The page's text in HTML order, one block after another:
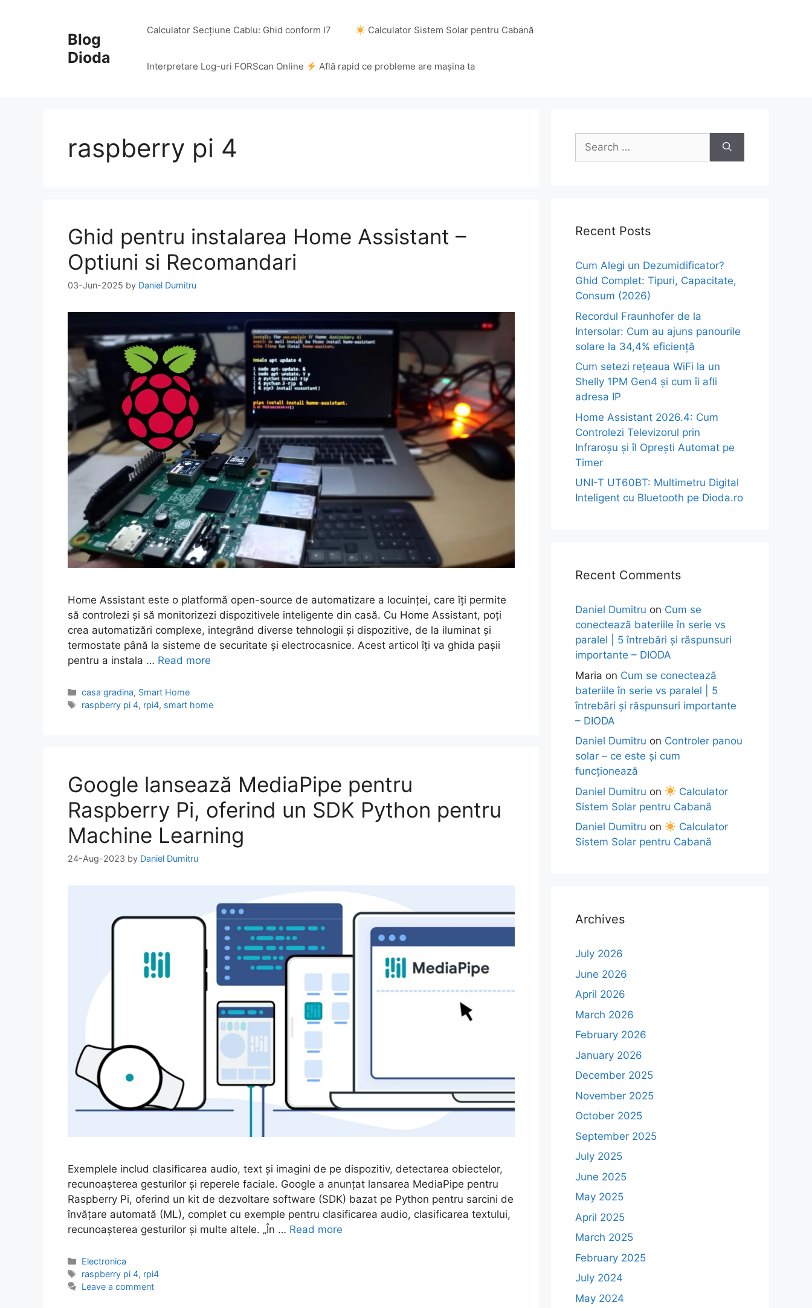
Blog
Dioda
Calculator Secțiune Cablu: Ghid conform I7 Calculator Sistem Solar pentru Cabană
Interpretare Log-uri FORScan Online Află rapid ce probleme are mașina ta
raspberry pi 4
Ghid pentru instalarea Home Assistant –
Optiuni si Recomandari
03-Jun-2025 by Daniel Dumitru
Home Assistant este o platformă open-source de automatizare a locuinței, care îți permite
să controlezi și să monitorizezi dispozitivele inteligente din casă. Cu Home Assistant, poți
crea automatizări complexe, integrând diverse tehnologii și dispozitive, de la iluminat și
termostate până la sisteme de securitate și electrocasnice. Acest articol îți va ghida pașii
pentru a instala … Read more
Categories
casa gradina, Smart Home
Tags
raspberry pi 4, rpi4, smart home
Google lansează MediaPipe pentru
Raspberry Pi, oferind un SDK Python pentru
Machine Learning
24-Aug-2023 by Daniel Dumitru
Exemplele includ clasificarea audio, text și imagini de pe dispozitiv, detectarea obiectelor,
recunoașterea gesturilor și reperele faciale. Google a anunțat lansarea MediaPipe pentru
Raspberry Pi, oferind un kit de dezvoltare software (SDK) bazat pe Python pentru sarcini de
învățare automată (ML), complet cu exemple pentru clasificarea audio, clasificarea textului,
recunoașterea gesturilor și multe altele. „În … Read more
Categories
Electronica
Tags
raspberry pi 4, rpi4
Leave a comment
Search
for:
Recent Posts
Cum Alegi un Dezumidificator?
Ghid Complet: Tipuri, Capacitate,
Consum (2026)
Recordul Fraunhofer de la
Intersolar: Cum au ajuns panourile
solare la 34,4% eficiență
Cum setezi rețeaua WiFi la un
Shelly 1PM Gen4 și cum îi afli
adresa IP
Home Assistant 2026.4: Cum
Controlezi Televizorul prin
Infraroșu și îl Oprești Automat pe
Timer
UNI-T UT60BT: Multimetru Digital
Inteligent cu Bluetooth pe Dioda.ro
Recent Comments
Daniel Dumitru on Cum se
conectează bateriile în serie vs
paralel | 5 întrebări și răspunsuri
importante – DIODA
Maria on Cum se conectează
bateriile în serie vs paralel | 5
întrebări și răspunsuri importante
– DIODA
Daniel Dumitru on Controler panou
solar – ce este și cum
funcționează
Daniel Dumitru on
Calculator
Sistem Solar pentru Cabană
Daniel Dumitru on
Calculator
Sistem Solar pentru Cabană
Archives
July 2026
June 2026
April 2026
March 2026
February 2026
January 2026
December 2025
November 2025
October 2025
September 2025
July 2025
June 2025
May 2025
April 2025
March 2025
February 2025
July 2024
May 2024